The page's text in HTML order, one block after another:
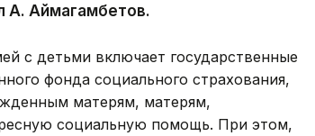
А. Аймагамбетов.
с детьми включает государственные
фонда социального страхования,
матерям, матерям,
социальную помощь. При этом,